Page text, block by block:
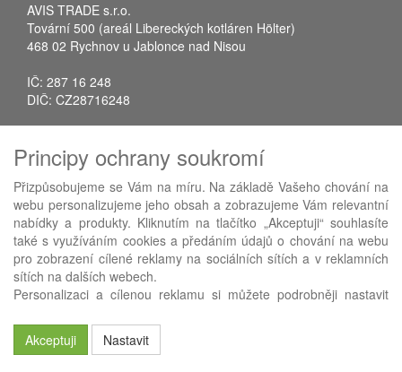
AVIS TRADE s.r.o.
Tovární 500 (areál Libereckých kotláren Hölter)
468 02 Rychnov u Jablonce nad Nisou
IČ: 287 16 248
DIČ: CZ28716248
Fax: +420 483 034 590
E-mail:info@avistrade.cz
Web:www.avistrade.cz
Používáme ABRA eShop- nejlepší řešení e-commerce pro náš
Principy ochrany soukromí
Přizpůsobujeme se Vám na míru. Na základě Vašeho chování na
webu personalizujeme jeho obsah a zobrazujeme Vám relevantní
nabídky a produkty. Kliknutím na tlačítko „Akceptuji“ souhlasíte
také s využíváním cookies a předáním údajů o chování na webu
pro zobrazení cílené reklamy na sociálních sítích a v reklamních
sítích na dalších webech.
Personalizaci a cílenou reklamu si můžete podrobněji nastavit
Akceptuji
Nastavit